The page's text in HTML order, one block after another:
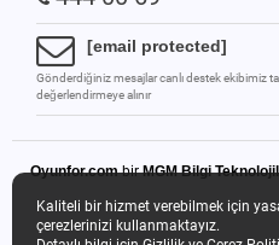
Kaliteli bir hizmet verebilmek için
çerezlerinizi kullanmaktayız.
[email protected]
Gönderdiğiniz mesajlar canlı destek ekibimiz
değerlendirmeye alınır
Oyunfor.combirMGM Bilgi